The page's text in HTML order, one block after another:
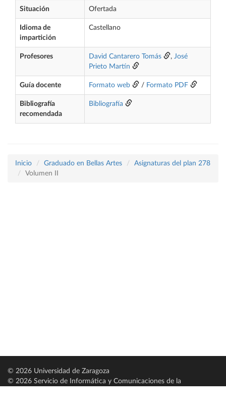
Situación Ofertada
Idioma de
impartición
Castellano
Profesores David Cantarero Tomás , José
Prieto Martín
Guía docente Formato web / Formato PDF
Bibliografía
recomendada
Bibliografía
Inicio Graduado en Bellas Artes
Asignaturas del plan 278
Volumen II
© 2026 Universidad de Zaragoza
© 2026 Servicio de Informática y Comunicaciones de la